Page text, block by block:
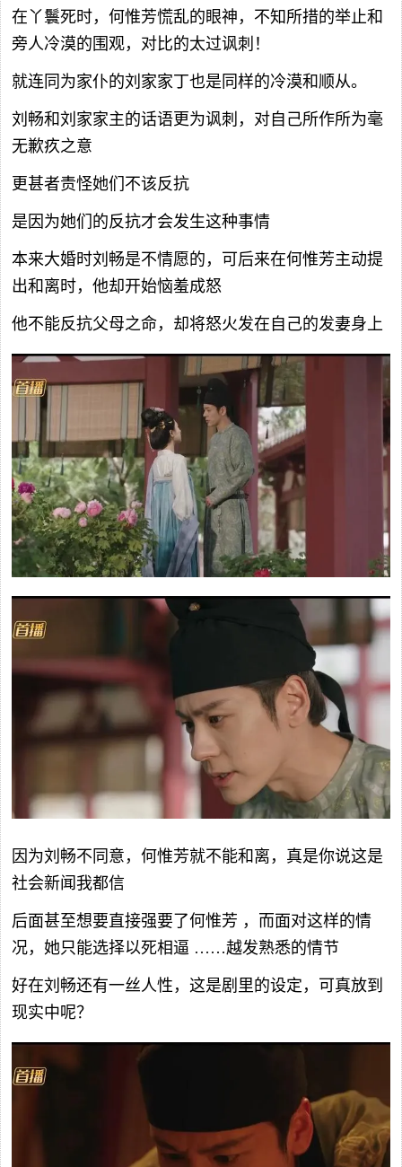
在丫鬟死时，何惟芳慌乱的眼神，不知所措的举止和
旁人冷漠的围观，对比的太过讽刺！
就连同为家仆的刘家家丁也是同样的冷漠和顺从。
刘畅和刘家家主的话语更为讽刺，对自己所作所为毫
无歉疚之意
更甚者责怪她们不该反抗
是因为她们的反抗才会发生这种事情
本来大婚时刘畅是不情愿的，可后来在何惟芳主动提
出和离时，他却开始恼羞成怒
他不能反抗父母之命，却将怒火发在自己的发妻身上
因为刘畅不同意，何惟芳就不能和离，真是你说这是
社会新闻我都信
后面甚至想要直接强要了何惟芳 ，而面对这样的情
况，她只能选择以死相逼 ……越发熟悉的情节
好在刘畅还有一丝人性，这是剧里的设定，可真放到
现实中呢？